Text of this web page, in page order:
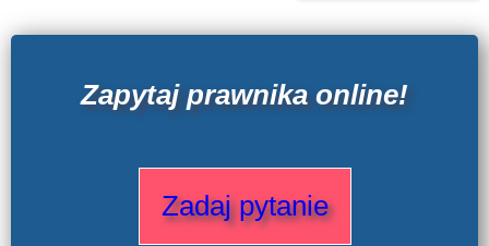
Zapytaj prawnika online!
Zadaj pytanie